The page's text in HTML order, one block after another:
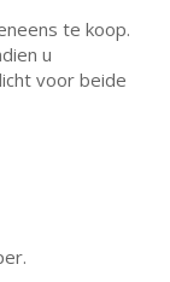
te koop.
u
voor beide